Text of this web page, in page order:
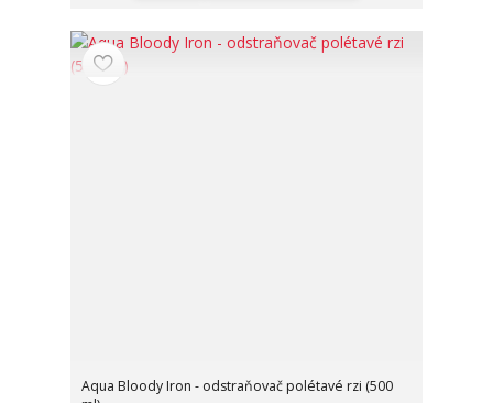
Aqua Bloody Iron - odstraňovač polétavé rzi (500